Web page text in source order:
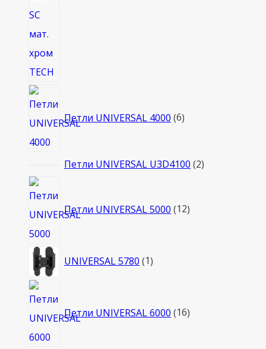
Петли UNIVERSAL 4000 6товаров
Петли UNIVERSAL U3D4100 22
Петли UNIVERSAL 5000 12товаров
UNIVERSAL 5780 11
Петли UNIVERSAL 6000 16товаров